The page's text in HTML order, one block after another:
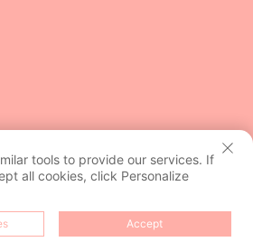
E-NASLOV
tools to provide our services. If
all cookies, click Personalize
Accept